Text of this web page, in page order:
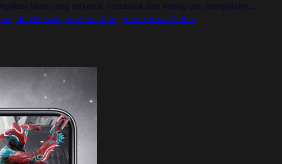
Meta yang terkenal, Facebook dan Instagram, mengalami...
dan Messenger Alami Gangguan Secara Global